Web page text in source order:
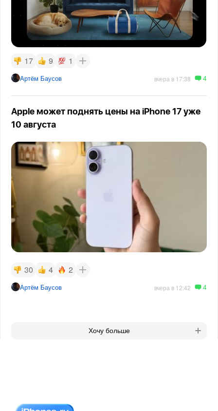
17 9 1
Артём Баусов вчера в 17:38 4
Apple может поднять цены на iPhone 17 уже
10 августа
30 4 2
Артём Баусов вчера в 12:42 4
Хочу больше